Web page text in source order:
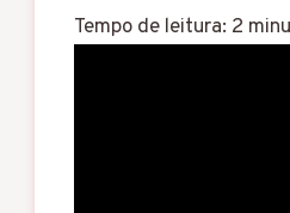
Tempo de leitura: 2